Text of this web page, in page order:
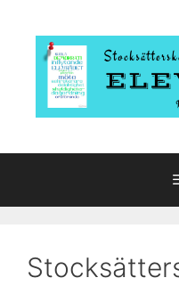
innehåll